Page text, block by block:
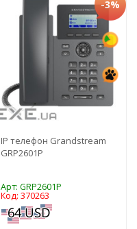
-3%
IP телефон Grandstream
GRP2601P
Арт: GRP2601P
Код: 370263